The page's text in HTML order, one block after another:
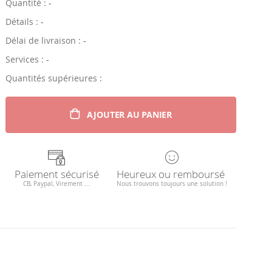
Quantité : -
Détails : -
Délai de livraison : -
Services : -
Quantités supérieures :
AJOUTER AU PANIER
Paiement sécurisé
CB, Paypal, Virement ...
Heureux ou remboursé
Nous trouvons toujours une solution !